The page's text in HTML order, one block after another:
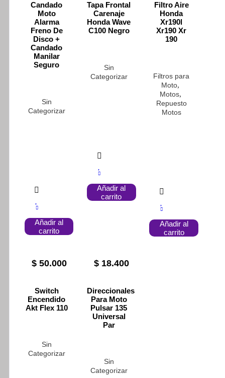
Candado
Moto
Alarma
Freno De
Disco +
Candado
Manilar
Seguro
Sin
Categorizar
Añadir al
carrito
Tapa Frontal
Carenaje
Honda Wave
C100 Negro
Sin
Categorizar
Añadir al
carrito
Filtro Aire
Honda
Xr190l
Xr190 Xr
190
Filtros para
Moto,
Motos,
Repuesto
Motos
Añadir al
carrito
$50.000
Switch
Encendido
Akt Flex 110
Sin
Categorizar
$18.400
Direccionales
Para Moto
Pulsar 135
Universal
Par
Sin
Categorizar